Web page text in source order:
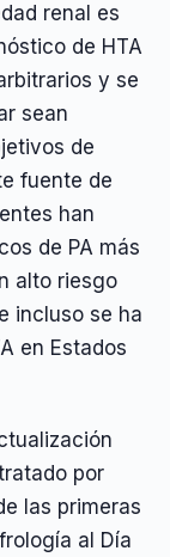
renal es
de HTA
y se
sean
de
fuente de
han
de PA más
alto riesgo
incluso se ha
en Estados
por
las primeras
al Día